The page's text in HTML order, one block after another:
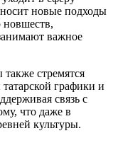
новые подходы
новшеств,
важное
стремятся
графики и
связь с
что даже в
культуры.